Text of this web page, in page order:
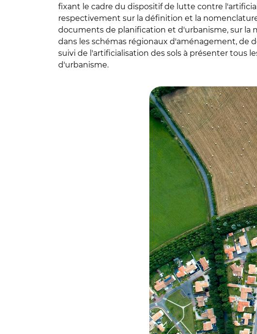
fixant le cadre du dispositif de lutte contre
respectivement sur la définition et la
documents de planification et d'urbanisme, sur la
dans les schémas régionaux d'aménagement, de
suivi de l'artificialisation des sols à présenter tous
d'urbanisme.